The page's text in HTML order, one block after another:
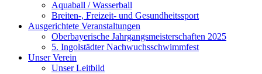
Aquaball / Wasserball
Breiten-, Freizeit- und Gesundheitssport
Ausgerichtete Veranstaltungen
Oberbayerische Jahrgangsmeisterschaften 2025
5. Ingolstädter Nachwuchsschwimmfest
Unser Verein
Unser Leitbild